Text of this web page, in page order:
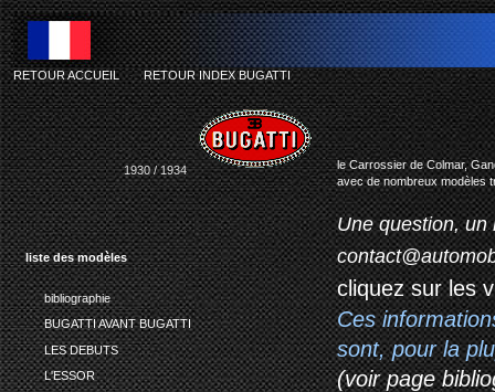
liste des modèles
bibliographie
BUGATTI AVANT BUGATTI
LES DEBUTS
L'ESSOR
RETOUR ACCUEIL-RETOUR INDEX BUGATTI
1930 / 1934
le Carrossier de Colmar,
avec de nombreux modèles
Une question, un
cliquez sur les
Ces
sont, pour la
(voir page